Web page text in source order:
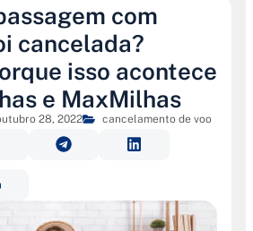
com
cancelada?
isso acontece
e MaxMilhas
28, 2022 cancelamento de voo